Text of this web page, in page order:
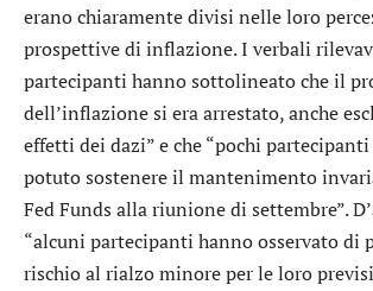
erano chiaramente divisi nelle loro
prospettive di inflazione. I verbali
partecipanti hanno sottolineato che il
dell’inflazione si era arrestato, anche
effetti dei dazi” e che “pochi
potuto sostenere il mantenimento
Fed Funds alla riunione di settembre”.
“alcuni partecipanti hanno osservato di
rischio al rialzo minore per le loro